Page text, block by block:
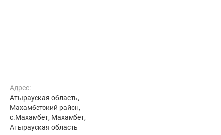
Адрес:
Атырауская область,
Махамбетский район,
с.Махамбет, Махамбет,
Атырауская область